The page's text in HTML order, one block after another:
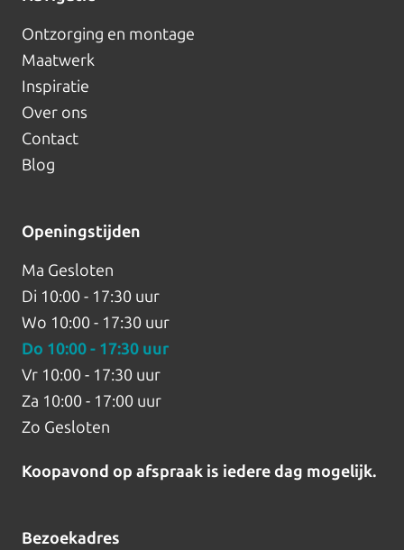
Ontzorging en montage
Maatwerk
Inspiratie
Over ons
Contact
Blog
Openingstijden
Ma Gesloten
Di 10:00 - 17:30 uur
Wo 10:00 - 17:30 uur
Do 10:00 - 17:30 uur
Vr 10:00 - 17:30 uur
Za 10:00 - 17:00 uur
Zo Gesloten
Koopavond op afspraak is iedere dag mogelijk.
Bezoekadres